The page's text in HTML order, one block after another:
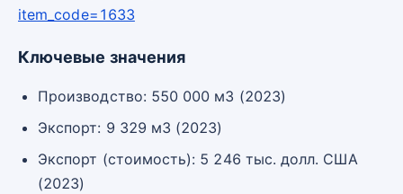
item_code=1633
Ключевые значения
Производство: 550 000 м3 (2023)
Экспорт: 9 329 м3 (2023)
Экспорт (стоимость): 5 246 тыс. долл. США
(2023)